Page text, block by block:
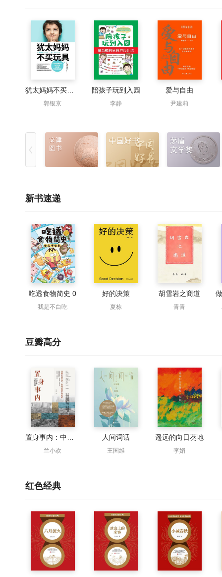
郭银京
陪孩子玩到入园
李静
爱与自由
尹建莉
新书速递
吃透食物简史 0
我是不白吃
好的决策
夏栋
胡雪岩之商道
青青
豆瓣高分
兰小欢
人间词话
王国维
遥远的向日葵地
李娟
红色经典